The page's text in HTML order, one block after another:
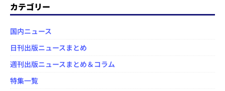
カテゴリー
国内ニュース
日刊出版ニュースまとめ
週刊出版ニュースまとめ＆コラム
特集一覧